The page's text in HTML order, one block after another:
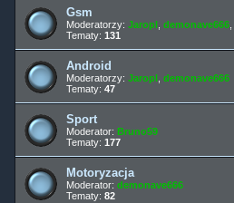
Gsm
Moderatorzy: Jaropl demonave666
Tematy: 131
Android
Moderatorzy: Jaropl demonave666
Tematy: 47
Sport
Moderator: Bruno59
Tematy: 177
Motoryzacja
Moderator: demonave666
Tematy: 82